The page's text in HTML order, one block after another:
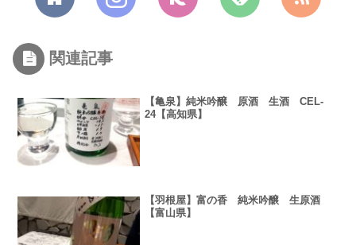
関連記事
【亀泉】純米吟醸 原酒 生酒 CEL-
24【高知県】
【羽根屋】富の香 純米吟醸 生原酒
【富山県】